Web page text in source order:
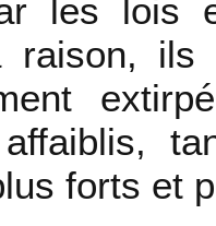
les lois
ils
forts et